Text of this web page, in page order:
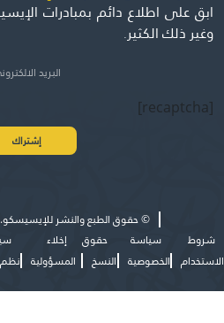
ابق على اطلاع دائم بمبادرات
وغير ذلك الكثير.
[recaptcha]
©حقوق الطبع والنشر
شروط
الاستخدام
سياسة
الخصوصية
حقوق
النسخ
إخلاء
المسؤولية
نظم